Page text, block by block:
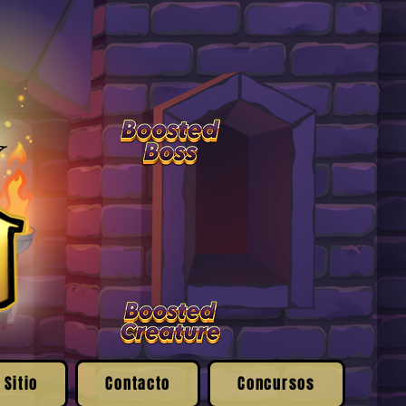
Contacto Concursos